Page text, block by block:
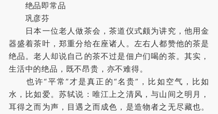
绝品即常品
巩彦芬
日本一位老人做茶会，茶道仪式颇为讲究，他用金
器盛着茶叶，郑重分给在座诸人。左右人都赞他的茶是
绝品。老人却说自己的茶不过是佃户们喝的茶。其实，
生活中的绝品，既不昂贵，亦不难得。
也许“平常”才是真正的“名贵”，比如空气，比如
水，比如爱。苏轼说：唯江上之清风，与山间之明月，
耳得之而为声，目遇之而成色，是造物者之无尽藏也。